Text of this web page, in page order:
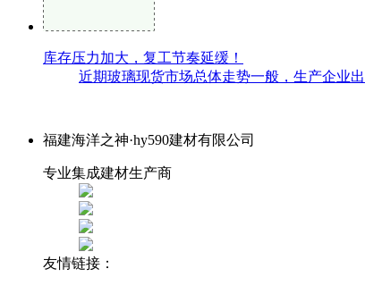
库存压力加大，复工节奏延缓！
近期玻璃现货市场总体走势一般，生产企业
福建海洋之神·hy590建材有限公司
专业集成建材生产商
友情链接：